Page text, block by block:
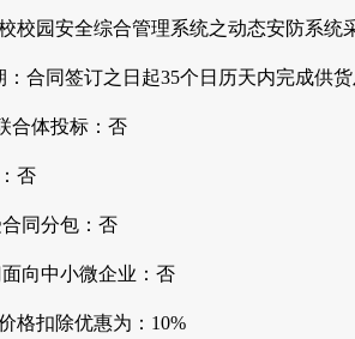
校园安全综合管理系统之动态安防系统
合同签订之日起35个日历天内完成供
合体投标：否
否
同分包：否
向中小微企业：否
格扣除优惠为：10%